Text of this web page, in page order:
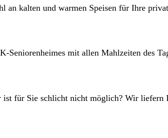
an kalten und warmen Speisen für Ihre
Seniorenheimes mit allen Mahlzeiten des
für Sie schlicht nicht möglich? Wir liefern